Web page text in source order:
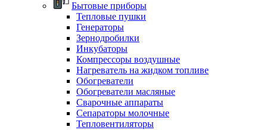
Бытовые приборы
Тепловые пушки
Генераторы
Зернодробилки
Инкубаторы
Компрессоры воздушные
Нагреватель на жидком топливе
Обогреватели
Обогреватели масляные
Сварочные аппараты
Сепараторы молочные
Тепловентиляторы